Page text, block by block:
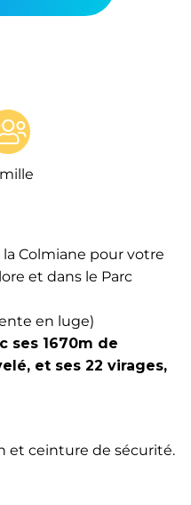
Colmiane pour votre
et dans le Parc
en luge)
ses 1670m de
et ses 22 virages,
et ceinture de sécurité.